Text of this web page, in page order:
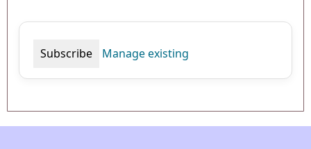
Manage existing